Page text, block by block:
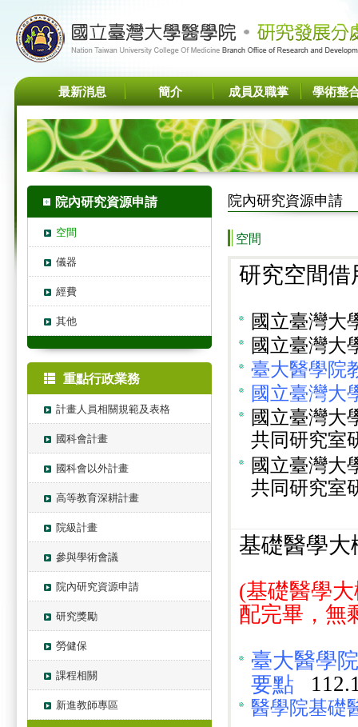
最新消息 簡介 成員及職掌 學術整
院內研究資源申請
空間
儀器
經費
其他
重點行政業務
計畫人員相關規範及表格
國科會計畫
國科會以外計畫
高等教育深耕計畫
院級計畫
參與學術會議
院內研究資源申請
研究獎勵
勞健保
課程相關
新進教師專區
院內研究資源申請
空間
研究空間借
國立臺灣大
國立臺灣大
臺大醫學院
國立臺灣大
國立臺灣大
共同研究室
國立臺灣大
共同研究室
基礎醫學大
(基礎醫學
配完畢，無
臺大醫學
要點
醫學院基礎